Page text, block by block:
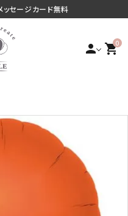
セージカード無料
person 0
shopping_cart